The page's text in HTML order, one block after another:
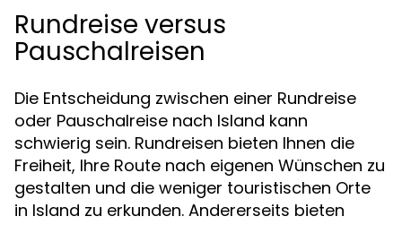
Rundreise versus
Pauschalreisen
Die Entscheidung zwischen einer Rundreise
oder Pauschalreise nach Island kann
schwierig sein. Rundreisen bieten Ihnen die
Freiheit, Ihre Route nach eigenen Wünschen zu
gestalten und die weniger touristischen Orte
in Island zu erkunden. Andererseits bieten